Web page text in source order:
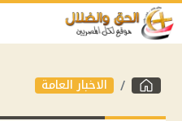
الاخبار العامة